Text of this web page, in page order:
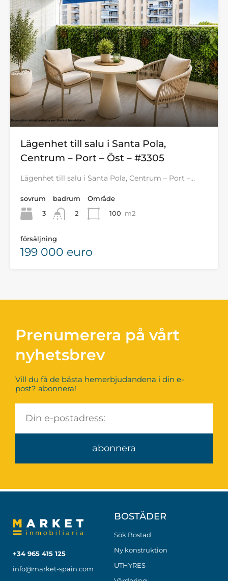
Lägenhet till salu i Santa Pola,
Centrum – Port – Öst – #3305
Lägenhet till salu i Santa Pola, Centrum – Port –…
sovrum
3
badrum
2
Område
100 m2
försäljning
199 000 euro
Prenumerera på vårt
nyhetsbrev
Vill du få de bästa hemerbjudandena i din e-
post? abonnera!
abonnera
+34 965 415 125
info@market-spain.com
BOSTÄDER
Sök Bostad
Ny konstruktion
UTHYRES